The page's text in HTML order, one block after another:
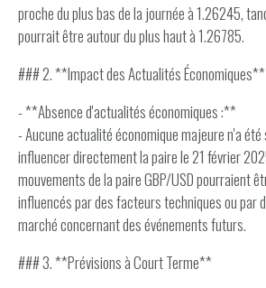
proche du plus bas de la journée à 1.26245,
pourrait être autour du plus haut à 1.26785.
### 2. **Impact des Actualités Économiques**
- **Absence d'actualités économiques :**
- Aucune actualité économique majeure n'a
influencer directement la paire le 21 février
mouvements de la paire GBP/USD pourraient
influencés par des facteurs techniques ou par
marché concernant des événements futurs.
### 3. **Prévisions à Court Terme**